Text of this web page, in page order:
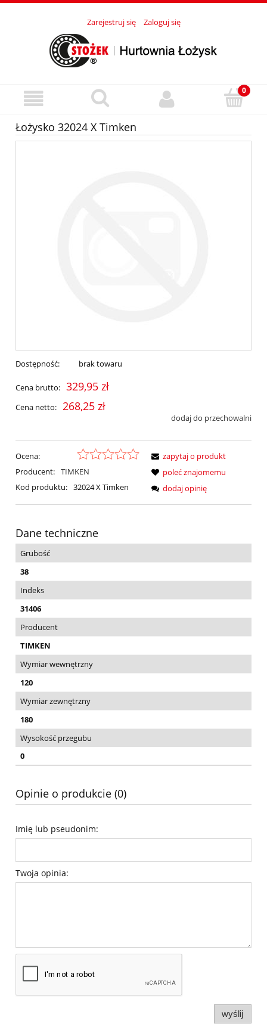
Zarejestruj się Zaloguj się
Łożysko 32024 X Timken
Dostępność: brak towaru
Cena brutto: 329,95 zł
Cena netto: 268,25 zł
dodaj do przechowalni
Ocena:
Producent: TIMKEN
Kod produktu: 32024 X Timken
zapytaj o produkt
poleć znajomemu
dodaj opinię
Dane techniczne
Grubość
38
Indeks
31406
Producent
TIMKEN
Wymiar wewnętrzny
120
Wymiar zewnętrzny
180
Wysokość przegubu
0
Opinie o produkcie (0)
Imię lub pseudonim:
Twoja opinia:
wyślij